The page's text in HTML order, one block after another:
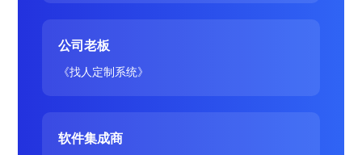
公司老板
《找人定制系统》
软件集成商